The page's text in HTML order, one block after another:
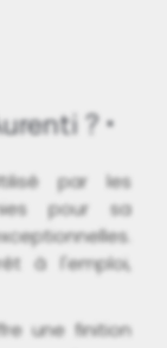
?
par les
pour sa
à l'emploi,
une finition